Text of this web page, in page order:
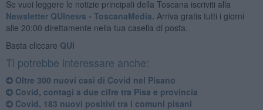
Se vuoi leggere le notizie principali della Toscana iscriviti alla
Newsletter QUInews - ToscanaMedia. Arriva gratis tutti i giorni
alle 20:00 direttamente nella tua casella di posta.
Basta cliccare QUI
Ti potrebbe interessare anche:
Oltre 300 nuovi casi di Covid nel Pisano
Covid, contagi a due cifre tra Pisa e provincia
Covid, 183 nuovi positivi tra i comuni pisani